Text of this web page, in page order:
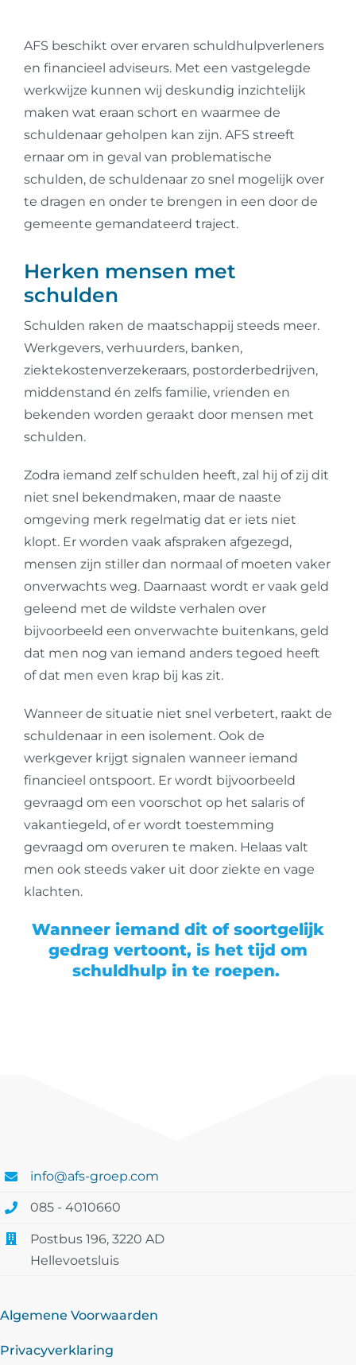
AFS beschikt over ervaren schuldhulpverleners
en financieel adviseurs. Met een vastgelegde
werkwijze kunnen wij deskundig inzichtelijk
maken wat eraan schort en waarmee de
schuldenaar geholpen kan zijn. AFS streeft
ernaar om in geval van problematische
schulden, de schuldenaar zo snel mogelijk over
te dragen en onder te brengen in een door de
gemeente gemandateerd traject.
Herken mensen met
schulden
Schulden raken de maatschappij steeds meer.
Werkgevers, verhuurders, banken,
ziektekostenverzekeraars, postorderbedrijven,
middenstand én zelfs familie, vrienden en
bekenden worden geraakt door mensen met
schulden.
Zodra iemand zelf schulden heeft, zal hij of zij dit
niet snel bekendmaken, maar de naaste
omgeving merk regelmatig dat er iets niet
klopt. Er worden vaak afspraken afgezegd,
mensen zijn stiller dan normaal of moeten vaker
onverwachts weg. Daarnaast wordt er vaak geld
geleend met de wildste verhalen over
bijvoorbeeld een onverwachte buitenkans, geld
dat men nog van iemand anders tegoed heeft
of dat men even krap bij kas zit.
Wanneer de situatie niet snel verbetert, raakt de
schuldenaar in een isolement. Ook de
werkgever krijgt signalen wanneer iemand
financieel ontspoort. Er wordt bijvoorbeeld
gevraagd om een voorschot op het salaris of
vakantiegeld, of er wordt toestemming
gevraagd om overuren te maken. Helaas valt
men ook steeds vaker uit door ziekte en vage
klachten.
Wanneer iemand dit of soortgelijk
gedrag vertoont, is het tijd om
schuldhulp in te roepen.
info@afs-groep.com
085 - 4010660
Postbus 196, 3220 AD
Hellevoetsluis
Algemene Voorwaarden
Privacyverklaring